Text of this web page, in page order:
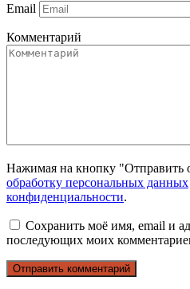
Email
Комментарий
Нажимая на кнопку "Отправить
обработку персональных данных
конфиденциальности.
Сохранить моё имя, email и
последующих моих